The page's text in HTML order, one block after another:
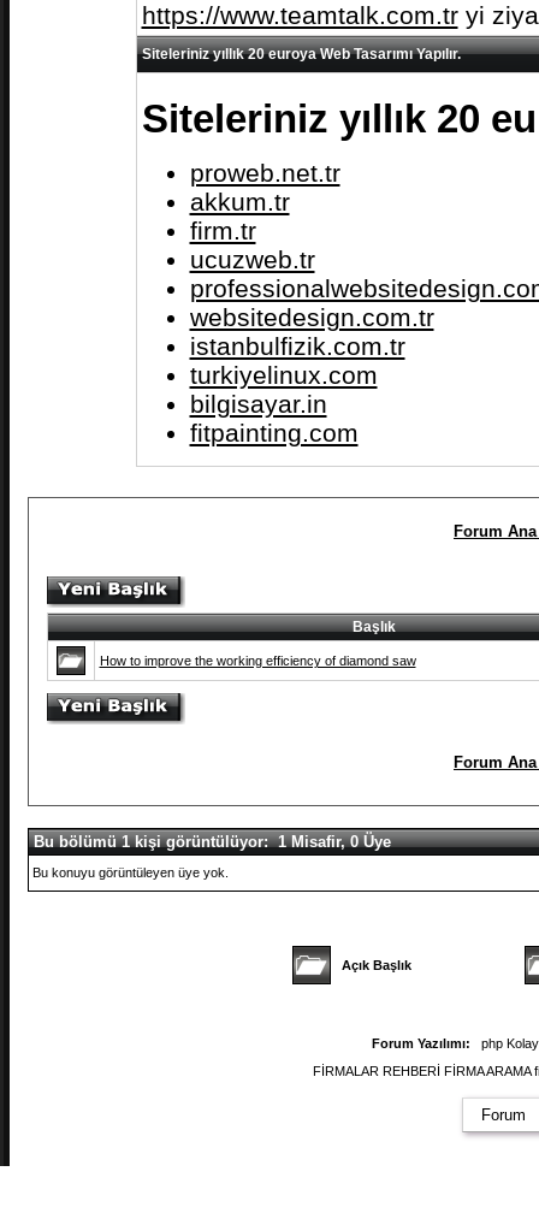
https://www.teamtalk.com.tryi
Siteleriniz yıllık 20 euroya Web Tasarımı Yapılır.
Siteleriniz yıllık 20
proweb.net.tr
akkum.tr
firm.tr
ucuzweb.tr
websitedesign.com.tr
istanbulfizik.com.tr
turkiyelinux.com
bilgisayar.in
fitpainting.com
Forum Ana
Başlık
How to improve the working efficiency of diamond saw
Forum Ana
Bu bölümü 1 kişi görüntülüyor: 1 Misafir, 0 Üye
Bu konuyu görüntüleyen üye yok.
Açık Başlık
Forum Yazılımı:
php
FİRMALAR REHBERİ FİRMA
Forum